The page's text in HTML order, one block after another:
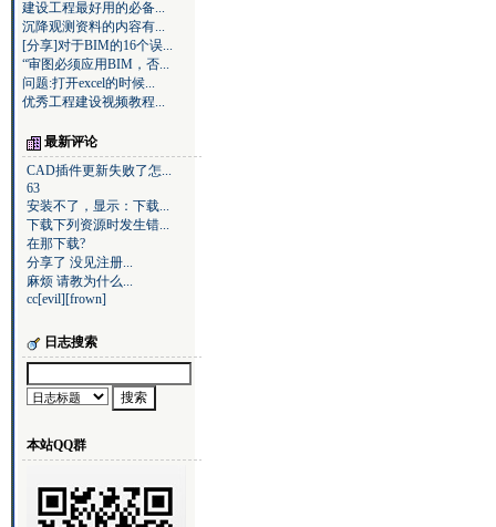
建设工程最好用的必备...
沉降观测资料的内容有...
[分享]对于BIM的16个误...
“审图必须应用BIM，否...
问题:打开excel的时候...
优秀工程建设视频教程...
最新评论
CAD插件更新失败了怎...
63
安装不了，显示：下载...
下载下列资源时发生错...
在那下载?
分享了 没见注册...
麻烦 请教为什么...
cc[evil][frown]
日志搜索
本站QQ群